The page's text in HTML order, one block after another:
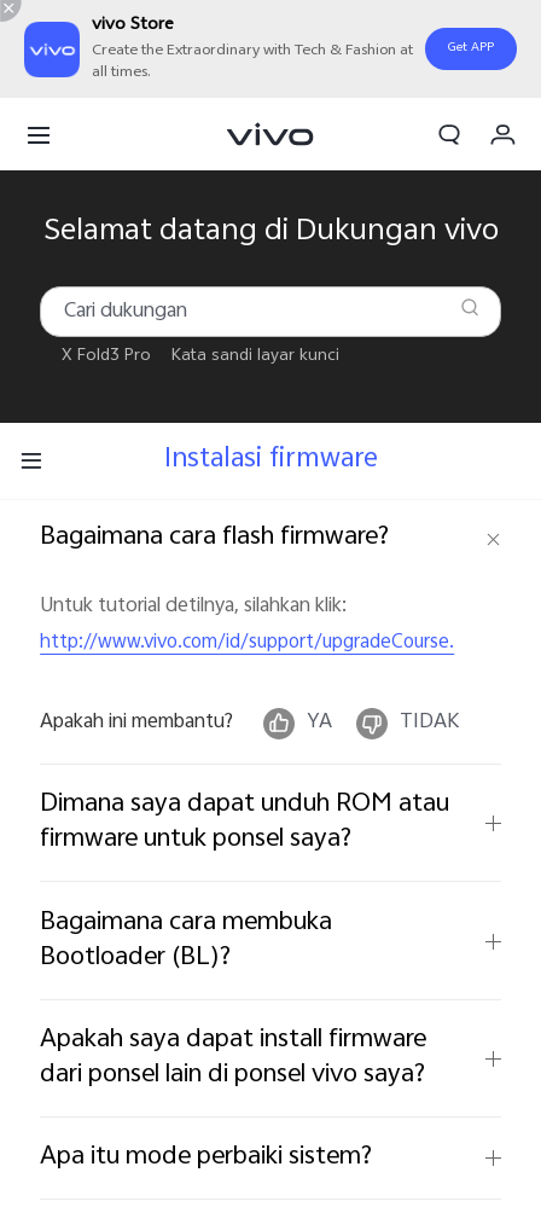
vivo Store
Create the Extraordinary with Tech & Fashion at
all times.
Get APP
Indonesia | Pilih negara/wilayah
Selamat datang di Dukungan vivo
X Fold3 Pro Kata sandi layar kunci
Instalasi firmware
Bagaimana cara flash firmware?
Untuk tutorial detilnya, silahkan klik:
http://www.vivo.com/id/support/upgradeCourse.
Apakah ini membantu? YA TIDAK
Dimana saya dapat unduh ROM atau
firmware untuk ponsel saya?
Bagaimana cara membuka
Bootloader (BL)?
Apakah saya dapat install firmware
dari ponsel lain di ponsel vivo saya?
Apa itu mode perbaiki sistem?